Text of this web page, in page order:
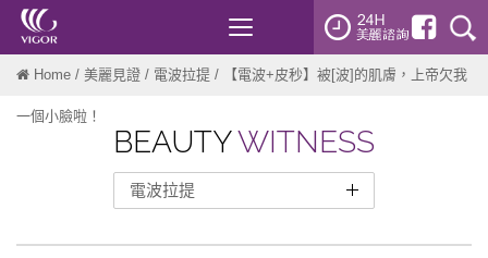
Toggle
navigation
Home / 美麗見證 / 電波拉提 / 【電波+皮秒】被[波]的肌膚，上帝欠我
一個小臉啦！
電波拉提
BEAUTYWITNESS